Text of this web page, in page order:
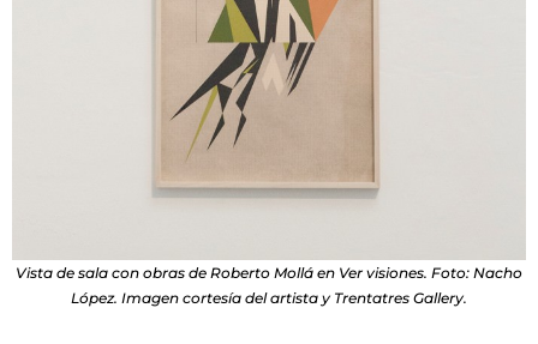
Vista de sala con obras de Roberto Mollá en Ver visiones. Foto: Nacho
López. Imagen cortesía del artista y Trentatres Gallery.